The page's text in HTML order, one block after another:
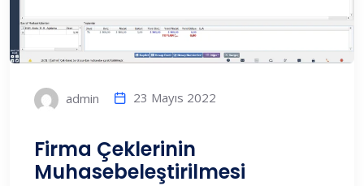
admin 23 Mayıs 2022
Firma Çeklerinin
Muhasebeleştirilmesi